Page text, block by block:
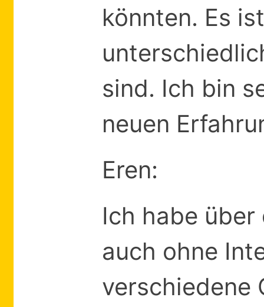
könnten. Es
sind. Ich bin
neuen
Eren:
Ich habe über
auch ohne
verschiedene